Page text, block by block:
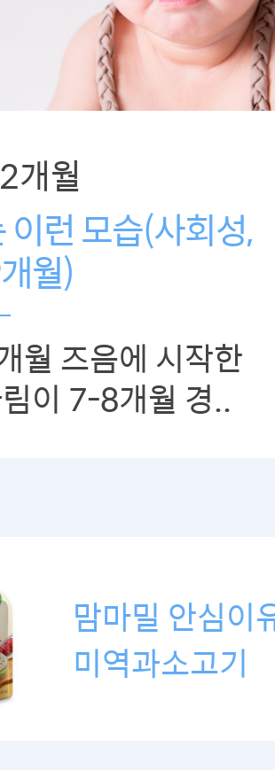
개월
이런 모습(사회성,
월)
월 즈음에 시작한
이 7-8개월 경..
맘마밀 안심이
미역과소고기